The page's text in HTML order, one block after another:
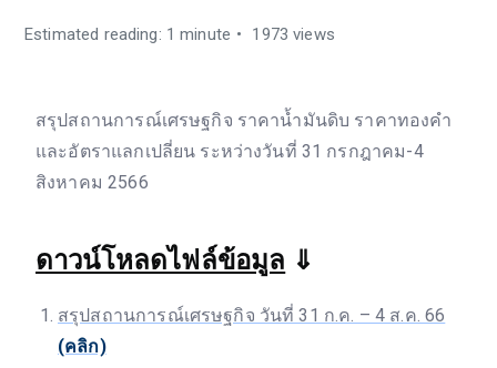
Estimated reading: 1 minute 1973 views
สรุปสถานการณ์เศรษฐกิจ ราคาน้ำมันดิบ ราคาทองคำ
และอัตราแลกเปลี่ยน ระหว่างวันที่ 31 กรกฎาคม-4
สิงหาคม 2566
ดาวน์โหลดไฟล์ข้อมูล ⇓
สรุปสถานการณ์เศรษฐกิจ วันที่ 31 ก.ค. – 4 ส.ค. 66
(คลิก)